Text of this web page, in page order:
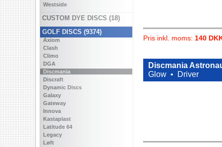
Westside
CUSTOM DYE DISCS (18)
GOLF DISCS (9374)
Axiom
Clash
Climo
DGA
Discmania
Discraft
Dynamic Discs
Galaxy
Gateway
Innova
Kastaplast
Latitude 64
Legacy
Løft
Pris inkl. moms: 140
Discmania
Glow •
Driver